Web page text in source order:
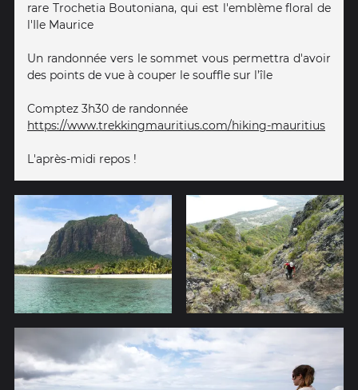
rare Trochetia Boutoniana, qui est l'emblème floral de
l'Ile Maurice
Un randonnée vers le sommet vous permettra d'avoir
des points de vue à couper le souffle sur l’île
Comptez 3h30 de randonnée
https://www.trekkingmauritius.com/hiking-mauritius
L'après-midi repos !